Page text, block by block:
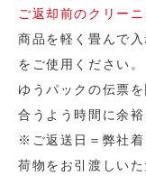
ご返却前のクリー
商品を軽く畳んで
をご使用ください。
ゆうパックの伝票
合うよう時間に余
※ご返送日＝弊社着
荷物をお引渡しいた